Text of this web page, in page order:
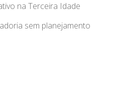
na Terceira Idade
sem planejamento